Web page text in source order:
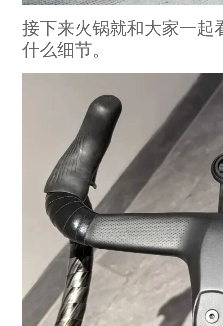
接下来火锅就和大家一起
什么细节。